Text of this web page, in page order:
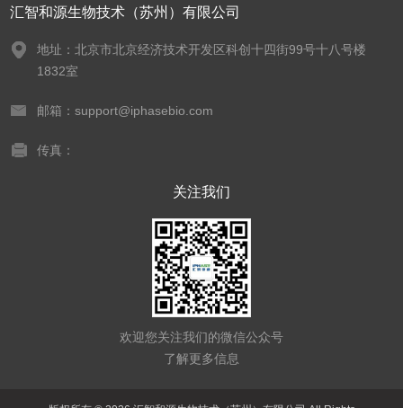
汇智和源生物技术（苏州）有限公司
地址：北京市北京经济技术开发区科创十四街99号十八号楼
1832室
邮箱：support@iphasebio.com
传真：
关注我们
欢迎您关注我们的微信公众号
了解更多信息